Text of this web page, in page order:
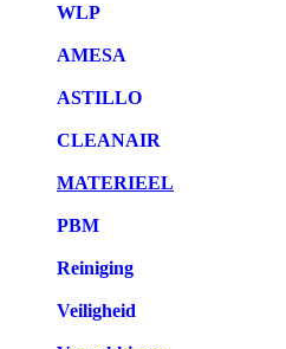
WLP
AMESA
ASTILLO
CLEANAIR
MATERIEEL
PBM
Reiniging
Veiligheid